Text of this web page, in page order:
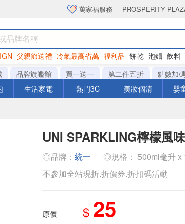
萬家福服務 PROSPERITY
父親節送禮 冷氣最高省萬 福利品 餅乾 泡麵 飲料
衛生紙
品牌旗艦館 買一送一 第二件五折 點數加
生活家電 熱門3C 美妝個清 嬰
UNI SPARKLING檸檬風
◎品牌： 統一
◎規格： 500ml毫升 x
不參加全站現折.折價券.折扣碼活動
原價 $ 25